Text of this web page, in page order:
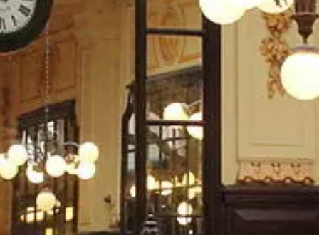
des cookies pour améliorer le site aux besoins des
visiteurs, notamment selon la fréquentation.
Nos politique de confidentialité